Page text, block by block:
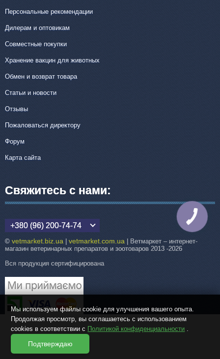
Персональные рекомендации
Дилерам и оптовикам
Совместные покупки
Хранение вакцин для животных
Обмен и возврат товара
Статьи и новости
Отзывы
Пожаловаться директору
Форум
Карта сайта
Свяжитесь с нами:
+380 (96) 200-74-74
© vetmarket.biz.ua vetmarket.com.ua | Ветмаркет – интернет-
магазин ветеринарных препаратов и зоотоваров 2013 -2026
Вся продукция сертифицирована
Мы используем файлы cookie для улучшения вашего опыта.
Продолжая просмотр, вы соглашаетесь с использованием
cookies в соответствии с Политикой конфиденциальности .
Подтверждаю
КНОПКА
СВЯЗИ